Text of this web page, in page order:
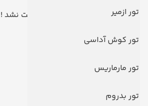
تور ازمیر
تور کوش آداسی
تور مارماریس
تور بدروم
هیچ توری یافت نشد !